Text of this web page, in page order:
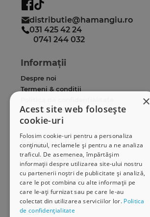
×
Acest site web folosește
cookie-uri
Folosim cookie-uri pentru a personaliza
conținutul, reclamele și pentru a ne analiza
traficul. De asemenea, împărtășim
informații despre utilizarea site-ului nostru
cu partenerii noștri de publicitate și analiză,
care le pot combina cu alte informații pe
care le-ați furnizat sau pe care le-au
colectat din utilizarea serviciilor lor. Politica
de confidențialitate
distributie@hamangiu.ro
031 425 42 24
0741 244 032
Informații
Despre noi
Termeni & condiții
Politica de cookies
ANPC
Serviciu clienți
Comunitatea Hamangiu
Cum comand online
Modalități de plată
Livrarea produselor
SEAP/SICAP
Hartă site